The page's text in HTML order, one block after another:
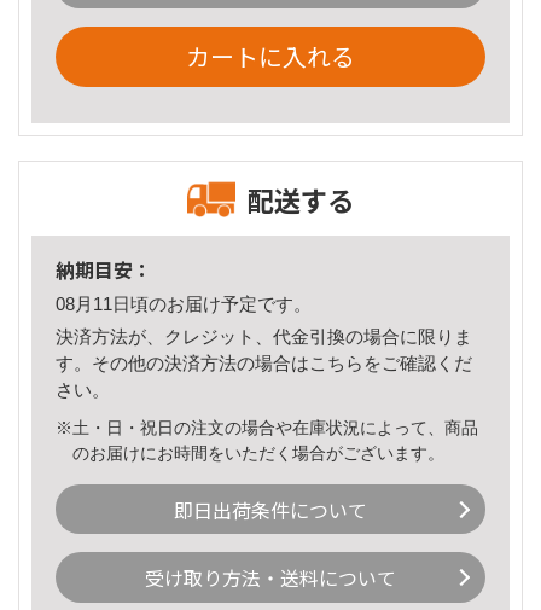
カートに入れる
配送する
納期目安：
08月11日頃のお届け予定です。
決済方法が、クレジット、代金引換の場合に限りま
す。その他の決済方法の場合はこちら をご確認くだ
さい。
※土・日・祝日の注文の場合や在庫状況によって、商品
のお届けにお時間をいただく場合がございます。
即日出荷条件について
受け取り方法・送料について